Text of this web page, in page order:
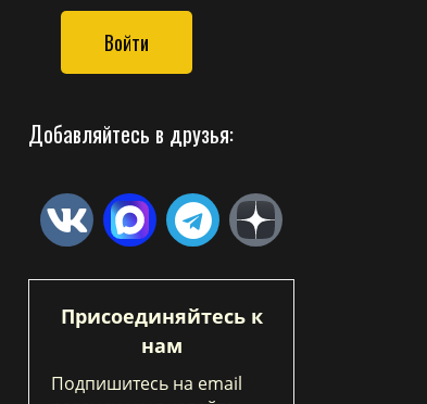
Войти
Добавляйтесь в друзья:
Присоединяйтесь к
нам
Подпишитесь на email